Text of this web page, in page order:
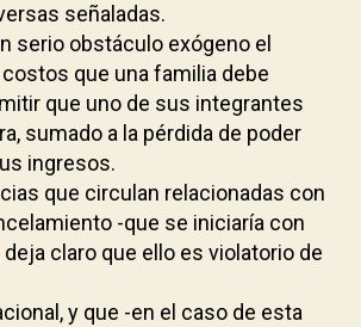
señaladas.
serio obstáculo exógeno el
que una familia debe
que uno de sus integrantes
sumado a la pérdida de poder
ingresos.
que circulan relacionadas con
-que se iniciaría con
claro que ello es violatorio de
y que -en el caso de esta